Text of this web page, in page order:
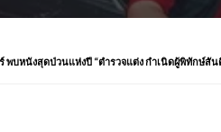
พบหนังสุดป่วนแห่งปี “ตำรวจแต่ง กำเนิดผู้พิทักษ์สัน